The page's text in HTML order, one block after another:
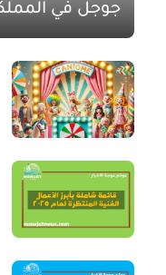
جوجل في